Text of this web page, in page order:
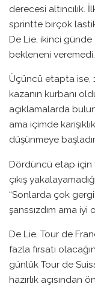
derecesi altıncılık.
sprintte birçok lastik
De Lie, ikinci
bekleneni veremedi.
Üçüncü etapta ise,
kazanın kurbanı
açıklamalarda
ama içimde
düşünmeye
Dördüncü etap için
çıkış
“Sonlarda çok
şanssızdım ama
De Lie, Tour de
fazla fırsatı
günlük Tour de
hazırlık açısından